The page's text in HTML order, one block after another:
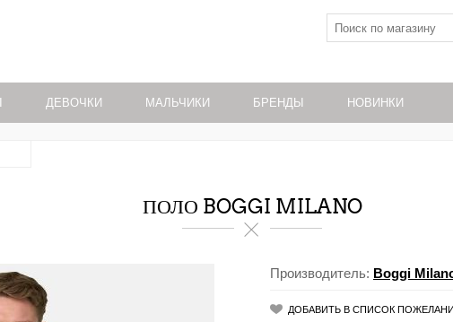
ДЕВОЧКИ МАЛЬЧИКИ БРЕНДЫ НОВИНКИ
ПОЛО BOGGI MILANO
Производитель: Boggi
ДОБАВИТЬ В СПИСОК